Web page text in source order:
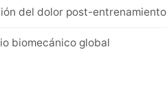
del dolor post-entrenamiento
biomecánico global